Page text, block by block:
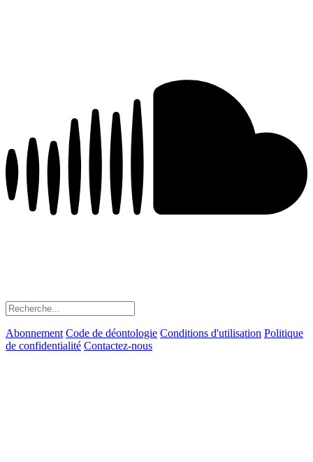
Abonnement Code de déontologie Conditions d'utilisation Politique
de confidentialité Contactez-nous